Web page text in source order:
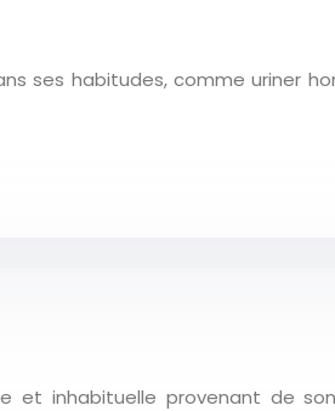
ses habitudes, comme uriner
et inhabituelle provenant de